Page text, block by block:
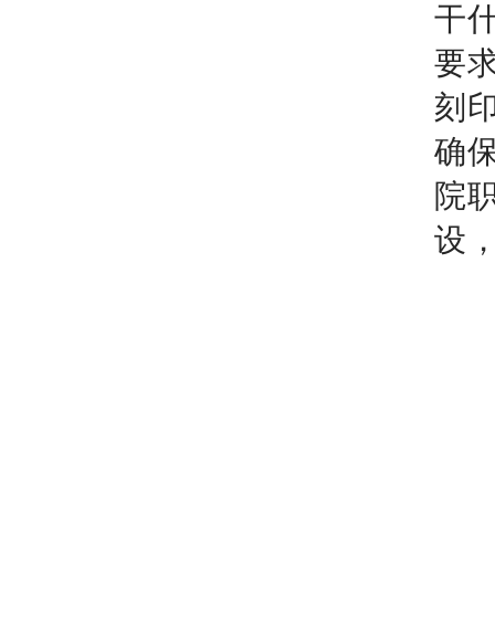
干
要
刻
确
院
设